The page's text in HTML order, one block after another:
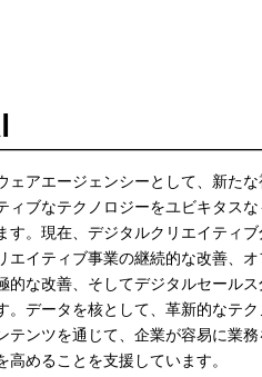
アエージェンシーとして、新たな
ィブなテクノロジーをユビキタスな
す。現在、デジタルクリエイティブ
エイティブ事業の継続的な改善、オ
的な改善、そしてデジタルセール
。データを核として、革新的なテク
テンツを通じて、企業が容易に業
高めることを支援しています。